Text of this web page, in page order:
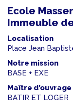
Ecole
Immeuble
Localisation
Place Jean
Notre mission
BASE + EXE
Maître d’ouvrage
BATIR ET LOGER